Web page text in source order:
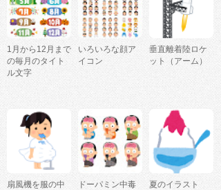
1月から12月まで
の毎月のタイト
ル文字
いろいろな顔ア
イコン
垂直離着陸ロケ
ット（アーム）
扇風機を服の中
ドーパミン中毒
夏のイラスト